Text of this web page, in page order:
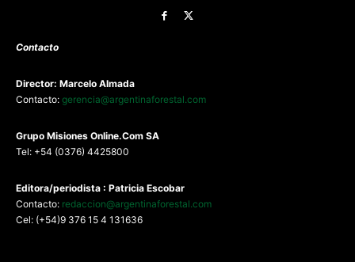
Contacto
Director: Marcelo Almada
Contacto: gerencia@argentinaforestal.com
Grupo Misiones Online.Com SA
Tel: +54 (0376) 4425800
Editora/periodista : Patricia Escobar
Contacto: redaccion@argentinaforestal.com
Cel: (+54)9 376 15 4 131636